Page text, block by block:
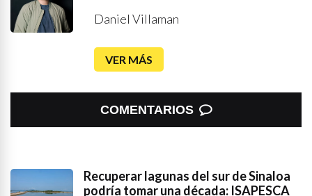
Daniel Villaman
VER MÁS
COMENTARIOS
Recuperar lagunas del sur de Sinaloa
podría tomar una década: ISAPESCA